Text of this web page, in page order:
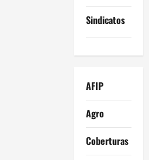
Sindicatos
AFIP
Agro
Coberturas